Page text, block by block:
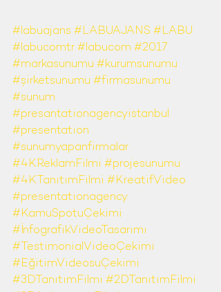
#labuajans #LABUAJANS #LABU
#labucomtr#labucom #2017
#markasunumu #kurumsunumu
#şirketsunumu #firmasunumu
#sunum
#presantationagencyistanbul
#presentation
#sunumyapanfirmalar
#4KReklamFilmi #projesunumu
#4KTanıtımFilmi #KreatifVideo
#presentationagency
#KamuSpotuÇekimi
#İnfografikVideoTasarımı
#TestimonialVideoÇekimi
#EğitimVideosuÇekimi
#3DTanıtımFilmi #2DTanıtımFilmi